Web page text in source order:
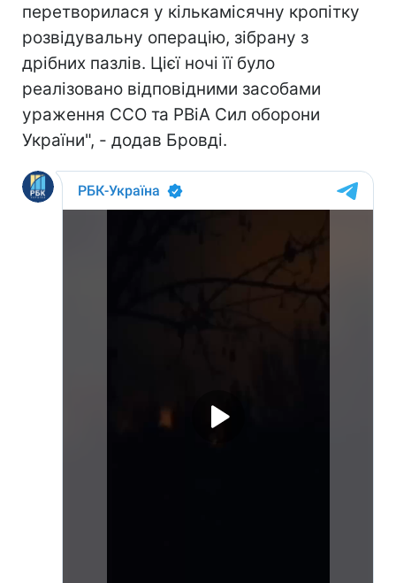
перетворилася у кількамісячну кропітку
розвідувальну операцію, зібрану з
дрібних пазлів. Цієї ночі її було
реалізовано відповідними засобами
ураження ССО та РВіА Сил оборони
України", - додав Бровді.